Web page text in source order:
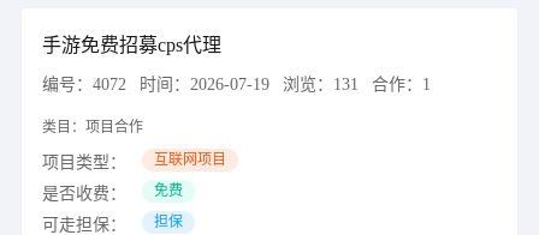
手游免费招募cps代理
编号： 4072 时间： 2026-07-19 浏览： 131 合作： 1
类目： 项目合作
项目类型： 互联网项目
是否收费： 免费
可走担保： 担保